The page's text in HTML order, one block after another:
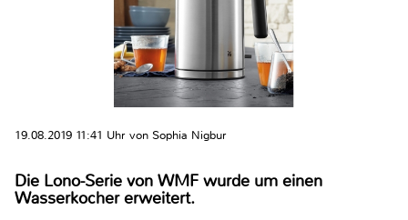
19.08.2019 11:41 Uhr von Sophia Nigbur
Die Lono-Serie von WMF wurde um einen
Wasserkocher erweitert.